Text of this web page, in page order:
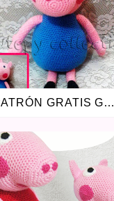
ENERO 2020
2
DICIEMBRE 2019
2
OCTUBRE 2019
2
SEPTIEMBRE 2019
1
AGOSTO 2019
3
JULIO 2019
1
ENERO 2019
1
JULIO 2018
JUNIO 2018
1
ABRIL 2018
ENERO 2018
1
MAYO 2017
1
PATRÓN GRATIS GEORGE PIG AMIGURUMI